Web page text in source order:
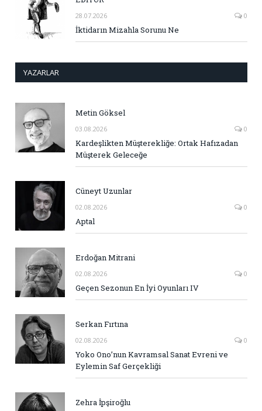
28.07.2026 0
İktidarın Mizahla Sorunu Ne
YAZARLAR
Metin Göksel
03.08.2026 0
Kardeşlikten Müşterekliğe: Ortak Hafızadan
Müşterek Geleceğe
Cüneyt Uzunlar
02.08.2026 0
Aptal
Erdoğan Mitrani
02.08.2026 0
Geçen Sezonun En İyi Oyunları IV
Serkan Fırtına
02.08.2026 0
Yoko Ono’nun Kavramsal Sanat Evreni ve
Eylemin Saf Gerçekliği
Zehra İpşiroğlu